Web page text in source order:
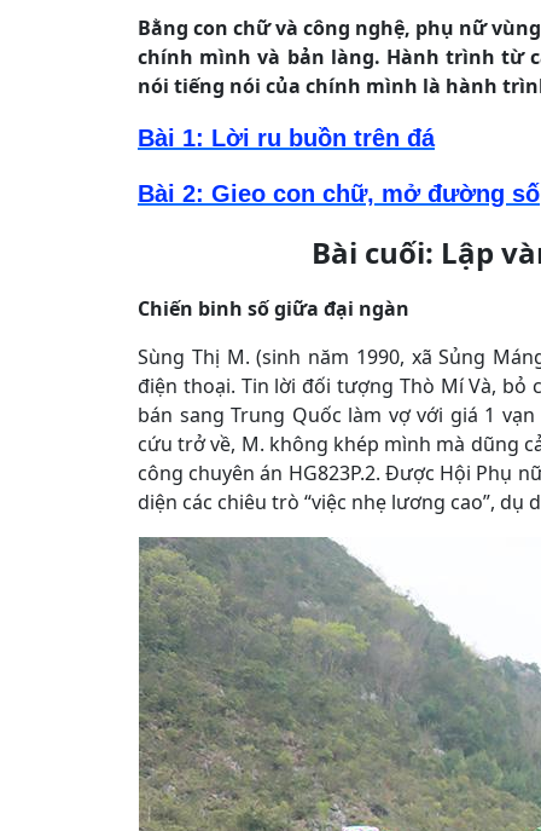
Bằng con chữ và công nghệ, phụ nữ
chính mình và bản làng. Hành trình từ
nói tiếng nói của chính mình là hành
Bài 1: Lời ru buồn trên đá
Bài 2: Gieo con chữ, mở đường số
Bài cuối: Lập
Chiến binh số giữa đại ngàn
Sùng Thị M. (sinh năm 1990, xã Sủng
điện thoại. Tin lời đối tượng Thò Mí Và, bỏ
bán sang Trung Quốc làm vợ với giá 1
cứu trở về, M. không khép mình mà dũng
công chuyên án HG823P.2. Được Hội Phụ
diện các chiêu trò “việc nhẹ lương cao”, dụ